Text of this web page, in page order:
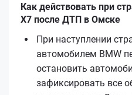
Как действовать при
X7 после ДТП в Омске
При наступлении
автомобилем BMW
остановить
зафиксировать все